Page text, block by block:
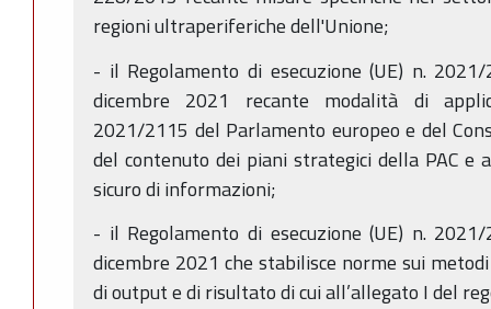
regioni ultraperiferiche dell'Unione;
- il Regolamento di esecuzione (UE) n.
dicembre 2021 recante modalità di
2021/2115 del Parlamento europeo e del
del contenuto dei piani strategici della PAC e
sicuro di informazioni;
- il Regolamento di esecuzione (UE) n.
dicembre 2021 che stabilisce norme sui
di output e di risultato di cui all’allegato I del